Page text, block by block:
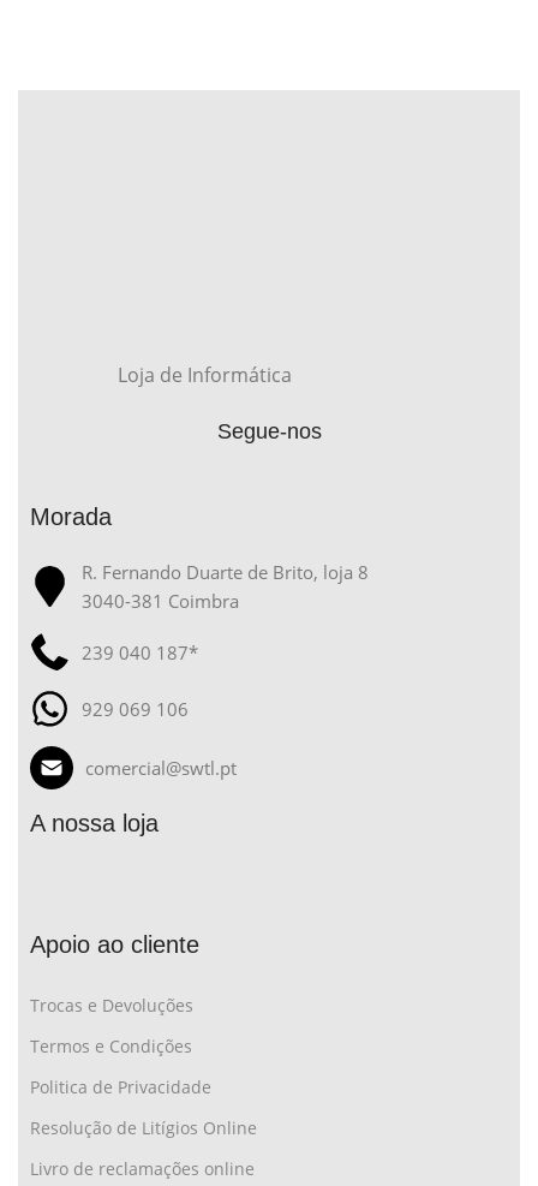
Loja de Informática
Segue-nos
Morada
R. Fernando Duarte de Brito, loja 8
3040-381 Coimbra
239 040 187*
929 069 106
comercial@swtl.pt
A nossa loja
Apoio ao cliente
Trocas e Devoluções
Termos e Condições
Politica de Privacidade
Resolução de Litígios Online
Livro de reclamações online